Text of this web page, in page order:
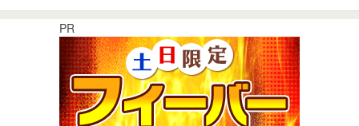
PR